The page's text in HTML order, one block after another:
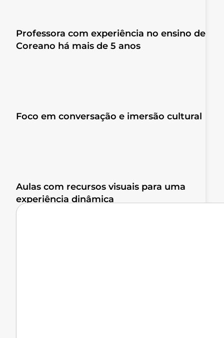
Professora com experiência no ensino de
Coreano há mais de 5 anos
Foco em conversação e imersão cultural
Aulas com recursos visuais para uma
experiência dinâmica